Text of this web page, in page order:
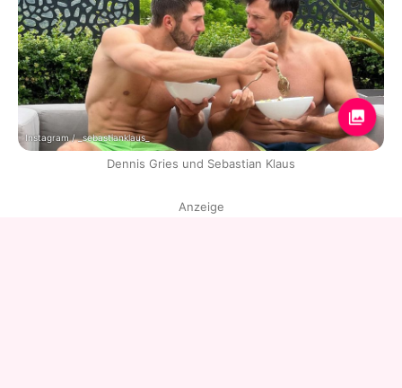
Instagram / _sebastianklaus_
Dennis Gries und Sebastian Klaus
Anzeige